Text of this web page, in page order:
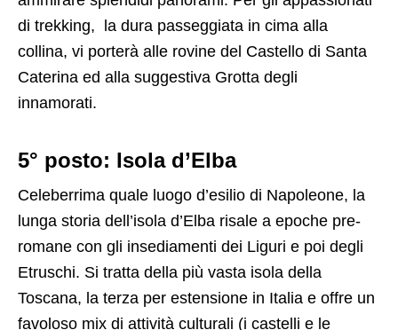
di trekking, la dura passeggiata in cima alla
collina, vi porterà alle rovine del Castello di Santa
Caterina ed alla suggestiva Grotta degli
innamorati.
5° posto: Isola d’Elba
Celeberrima quale luogo d’esilio di Napoleone, la
lunga storia dell’isola d’Elba risale a epoche pre-
romane con gli insediamenti dei Liguri e poi degli
Etruschi. Si tratta della più vasta isola della
Toscana, la terza per estensione in Italia e offre un
favoloso mix di attività culturali (i castelli e le